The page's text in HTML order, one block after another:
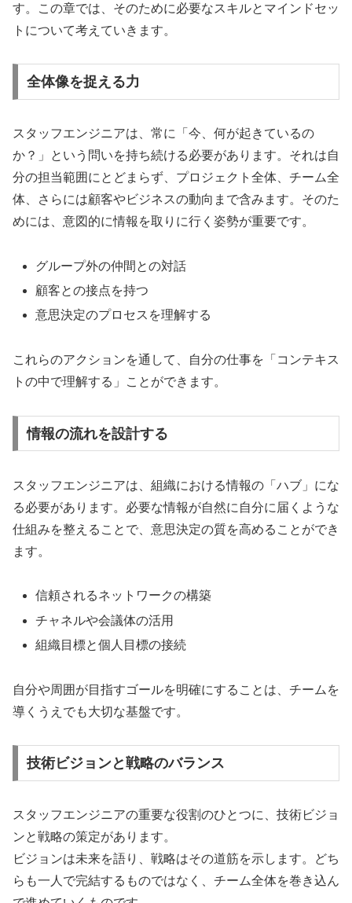
す。この章では、そのために必要なスキルとマインドセッ
トについて考えていきます。
全体像を捉える力
スタッフエンジニアは、常に「今、何が起きているの
か？」という問いを持ち続ける必要があります。それは自
分の担当範囲にとどまらず、プロジェクト全体、チーム全
体、さらには顧客やビジネスの動向まで含みます。そのた
めには、意図的に情報を取りに行く姿勢が重要です。
グループ外の仲間との対話
顧客との接点を持つ
意思決定のプロセスを理解する
これらのアクションを通して、自分の仕事を「コンテキス
トの中で理解する」ことができます。
情報の流れを設計する
スタッフエンジニアは、組織における情報の「ハブ」にな
る必要があります。必要な情報が自然に自分に届くような
仕組みを整えることで、意思決定の質を高めることができ
ます。
信頼されるネットワークの構築
チャネルや会議体の活用
組織目標と個人目標の接続
自分や周囲が目指すゴールを明確にすることは、チームを
導くうえでも大切な基盤です。
技術ビジョンと戦略のバランス
スタッフエンジニアの重要な役割のひとつに、技術ビジョ
ンと戦略の策定があります。
ビジョンは未来を語り、戦略はその道筋を示します。どち
らも一人で完結するものではなく、チーム全体を巻き込ん